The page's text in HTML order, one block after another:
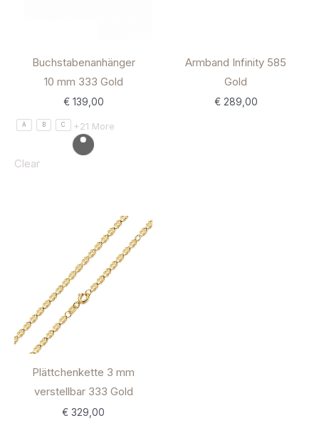
Buchstabenanhänger
10 mm 333 Gold
€139,00
A B C +21 More
Clear
Armband Infinity 585
Gold
€289,00
Plättchenkette 3 mm
verstellbar 333 Gold
€ 329,00